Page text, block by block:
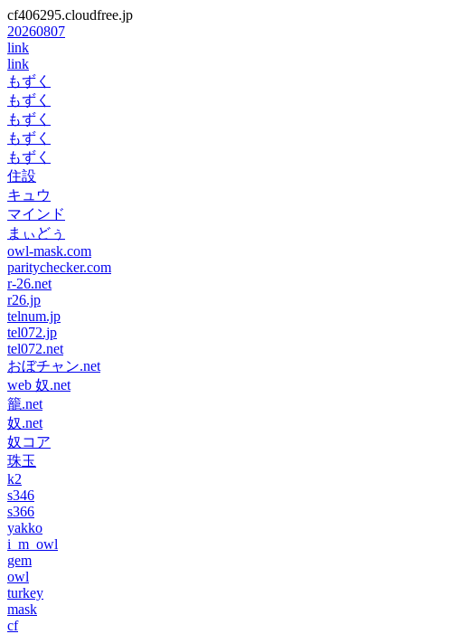
cf406295.cloudfree.jp
20260807
link
link
もずく
もずく
もずく
もずく
もずく
住設
キュウ
マインド
まぃどぅ
owl-mask.com
paritychecker.com
r-26.net
r26.jp
telnum.jp
tel072.jp
tel072.net
おぼチャン.net
web 奴.net
籠.net
奴.net
奴コア
珠玉
k2
s346
s366
yakko
i_m_owl
gem
owl
turkey
mask
cf